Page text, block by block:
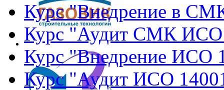
Курс "Внедрение в
Курс "Аудит СМК ИСО
Курс "Внедрение ИСО
Курс "Аудит ИСО